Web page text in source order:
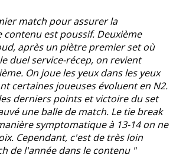
match pour assurer la
contenu est poussif. Deuxième
après un piètre premier set où
duel service-récep, on revient
On joue les yeux dans les yeux
certaines joueuses évoluent en N2.
derniers points et victoire du set
une balle de match. Le tie break
symptomatique à 13-14 on ne
Cependant, c'est de très loin
de l'année dans le contenu "